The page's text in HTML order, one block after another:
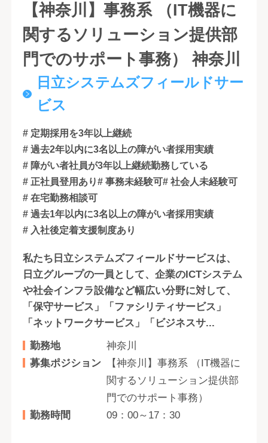
【神奈川】事務系 （IT機器に
関するソリューション提供部
門でのサポート事務） 神奈川
日立システムズフィールドサー
ビス
# 定期採用を3年以上継続
# 過去2年以内に3名以上の障がい者採用実績
# 障がい者社員が3年以上継続勤務している
# 正社員登用あり# 事務未経験可# 社会人未経験可
# 在宅勤務相談可
# 過去1年以内に3名以上の障がい者採用実績
# 入社後定着支援制度あり
私たち日立システムズフィールドサービスは、
日立グループの一員として、企業のICTシステム
や社会インフラ設備など幅広い分野に対して、
「保守サービス」「ファシリティサービス」
「ネットワークサービス」「ビジネスサ...
勤務地
神奈川
募集ポジション
【神奈川】事務系 （IT機器に
関するソリューション提供部
門でのサポート事務）
勤務時間
09：00～17：30